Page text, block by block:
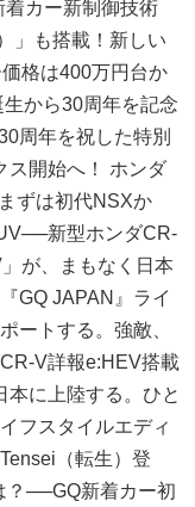
カー新制御技術
」も搭載！新しい
格は400万円台か
から30周年を記念
周年を祝した特別
ス開始へ！ ホンダ
ずは初代NSXか
新型ホンダCR-
が、まもなく日本
GQ JAPAN』ライ
ートする。強敵、
V詳報e:HEV搭載
に上陸する。ひと
フスタイルエディ
（転生）登
？──GQ新着カー初